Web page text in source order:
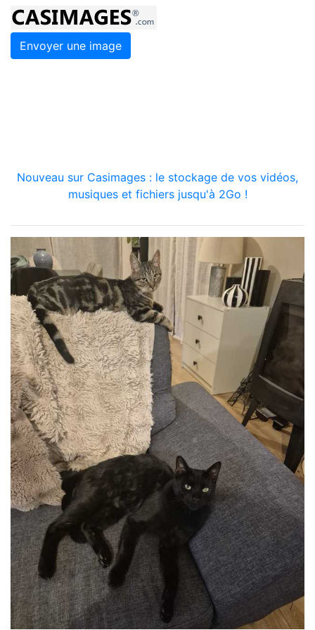
Envoyer une image
Nouveau sur Casimages : le stockage de vos vidéos,
musiques et fichiers jusqu'à 2Go !